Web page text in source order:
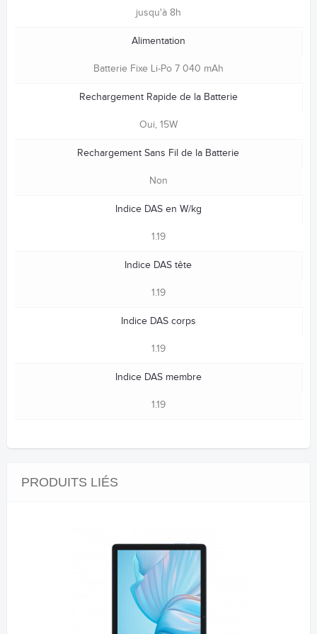
jusqu'à 8h
Alimentation
Batterie Fixe Li-Po 7 040 mAh
Rechargement Rapide de la Batterie
Oui, 15W
Rechargement Sans Fil de la Batterie
Non
Indice DAS en W/kg
1.19
Indice DAS tête
1.19
Indice DAS corps
1.19
Indice DAS membre
1.19
PRODUITS LIÉS